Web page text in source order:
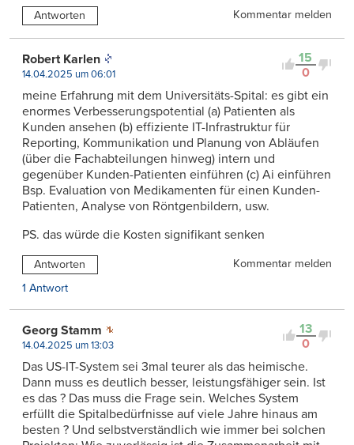
Antworten Kommentar melden
15
0
Robert Karlen
14.04.2025 um 06:01
meine Erfahrung mit dem Universitäts-Spital: es gibt ein
enormes Verbesserungspotential (a) Patienten als
Kunden ansehen (b) effiziente IT-Infrastruktur für
Reporting, Kommunikation und Planung von Abläufen
(über die Fachabteilungen hinweg) intern und
gegenüber Kunden-Patienten einführen (c) Ai einführen
Bsp. Evaluation von Medikamenten für einen Kunden-
Patienten, Analyse von Röntgenbildern, usw.
PS. das würde die Kosten signifikant senken
Antworten
Kommentar melden
1 Antwort
13
0
Georg Stamm
14.04.2025 um 13:03
Das US-IT-System sei 3mal teurer als das heimische.
Dann muss es deutlich besser, leistungsfähiger sein. Ist
es das ? Das muss die Frage sein. Welches System
erfüllt die Spitalbedürfnisse auf viele Jahre hinaus am
besten ? Und selbstverständlich wie immer bei solchen